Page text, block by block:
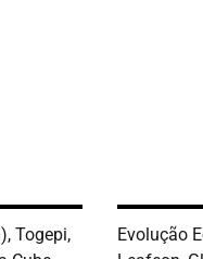
Togepi,
Evolução